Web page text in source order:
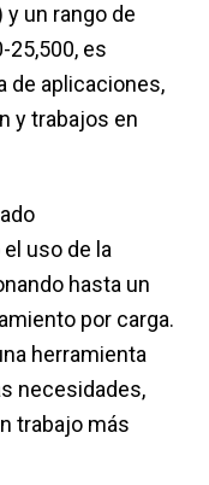
y un rango de
25,500, es
de aplicaciones,
y trabajos en
uso de la
hasta un
por carga.
herramienta
necesidades,
trabajo más